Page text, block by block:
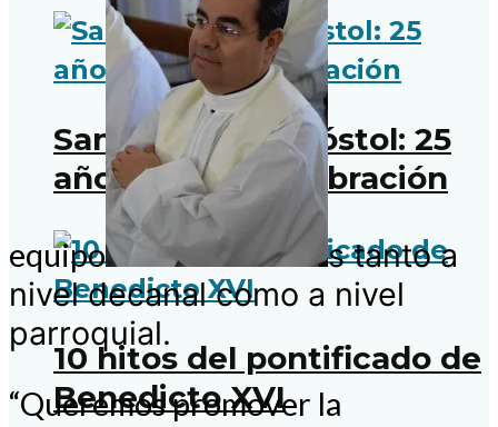
Santo Tomás Apóstol: 25
años de fe y celebración
10 hitos del pontificado de
Benedicto XVI
equipo
s tanto a
nivel decanal como a nivel
parroquial.
“Queremos promover la